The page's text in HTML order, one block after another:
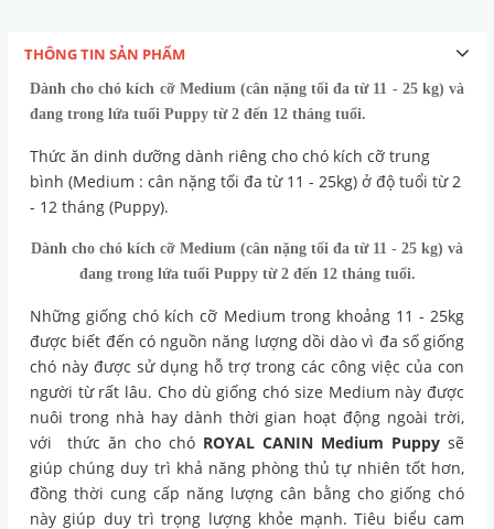
THÔNG TIN SẢN PHẨM
Dành cho chó kích cỡ Medium (cân nặng tối đa từ 11 - 25 kg) và
đang trong lứa tuổi Puppy từ 2 đến 12 tháng tuổi.
Thức ăn dinh dưỡng dành riêng cho chó kích cỡ trung
bình (Medium : cân nặng tối đa từ 11 - 25kg) ở độ tuổi từ 2
- 12 tháng (Puppy).
Dành cho chó kích cỡ Medium (cân nặng tối đa từ 11 - 25 kg) và
đang trong lứa tuổi Puppy từ 2 đến 12 tháng tuổi.
Những giống chó kích cỡ Medium trong khoảng 11 - 25kg
được biết đến có nguồn năng lượng dồi dào vì đa số giống
chó này được sử dụng hỗ trợ trong các công việc của con
người từ rất lâu. Cho dù giống chó size Medium này được
nuôi trong nhà hay dành thời gian hoạt động ngoài trời,
với thức ăn cho chó ROYAL CANIN Medium Puppy sẽ
giúp chúng duy trì khả năng phòng thủ tự nhiên tốt hơn,
đồng thời cung cấp năng lượng cân bằng cho giống chó
này giúp duy trì trọng lượng khỏe mạnh. Tiêu biểu cam